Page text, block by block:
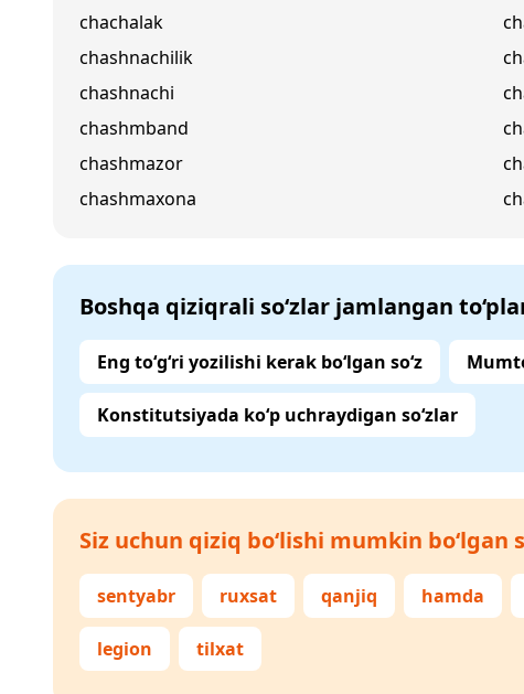
chachalak
chashnachilik
chashnachi
chashmband
chashmazor
chashmaxona
Boshqa qiziqrali so‘zlar jamlangan
Eng to‘g‘ri yozilishi kerak bo‘lgan so‘z
Konstitutsiyada ko‘p uchraydigan so‘zlar
Siz uchun qiziq bo‘lishi mumkin bo‘lgan
sentyabr ruxsat qanjiq hamda
legion tilxat